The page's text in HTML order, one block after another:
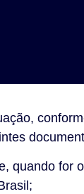
quando for